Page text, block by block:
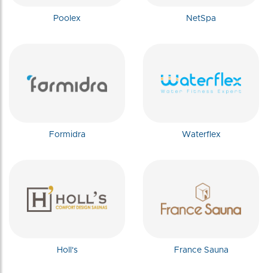
Poolex NetSpa
Formidra Waterflex
Holl's France Sauna